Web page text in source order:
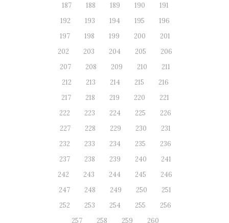
187
188 189 190
191
192
193 194 195
196
197
198 199 200
201
202
203 204 205
206
207
208 209 210
211
212
213 214 215
216
217
218 219 220
221
222
223 224 225
226
227
228 229 230
231
232
233 234 235
236
237
238 239 240
241
242
243 244 245
246
247
248 249 250
251
252
253 254 255
256
257
258 259 260